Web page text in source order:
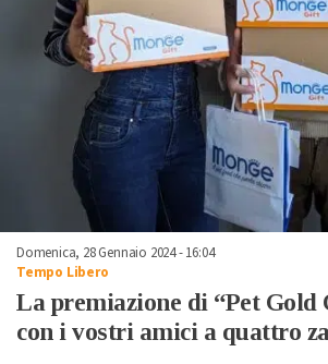
Domenica, 28 Gennaio 2024 - 16:04
Tempo Libero
La premiazione di “Pet Gold
con i vostri amici a quattro